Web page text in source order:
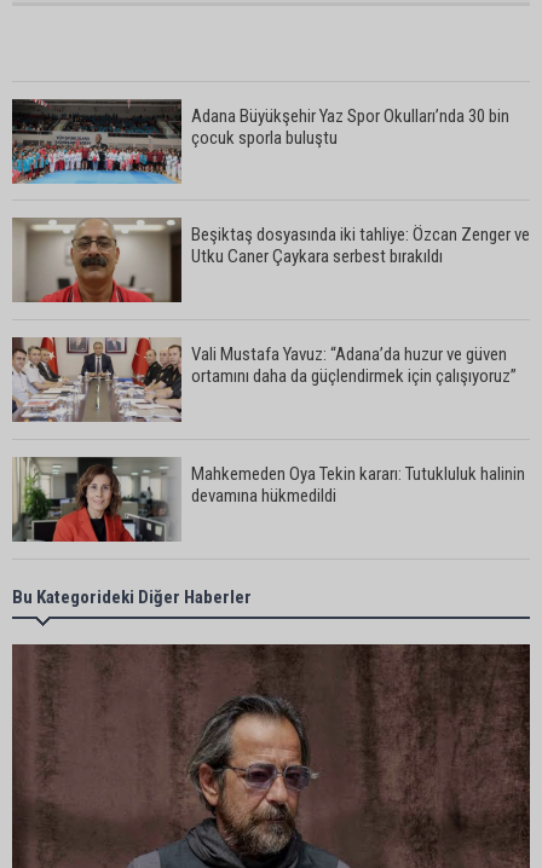
Adana Büyükşehir Yaz Spor Okulları’nda 30 bin
çocuk sporla buluştu
Beşiktaş dosyasında iki tahliye: Özcan Zenger ve
Utku Caner Çaykara serbest bırakıldı
Vali Mustafa Yavuz: “Adana’da huzur ve güven
ortamını daha da güçlendirmek için çalışıyoruz”
Mahkemeden Oya Tekin kararı: Tutukluluk halinin
devamına hükmedildi
Adana’da taziye evinde silahlı kavga kamerada:
Çok sayıda polis ekibi olay yerine sevk edildi
Adana’da parktaki OED cihazını çalan şüpheli
tutuklandı
Seyhan’da fırın ve pastanelere hijyen denetimi
gerçekleştirildi
Bu Kategorideki Diğer Haberler